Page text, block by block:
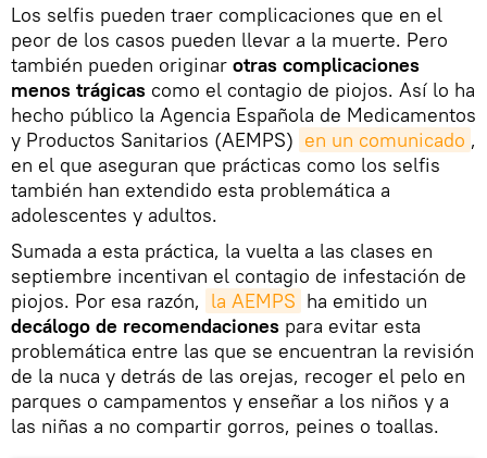
Los selfis pueden traer complicaciones que en el
peor de los casos pueden llevar a la muerte. Pero
también pueden originar otras complicaciones
menos trágicas como el contagio de piojos. Así lo ha
hecho público la Agencia Española de Medicamentos
y Productos Sanitarios (AEMPS) en un comunicado ,
en el que aseguran que prácticas como los selfis
también han extendido esta problemática a
adolescentes y adultos.
Sumada a esta práctica, la vuelta a las clases en
septiembre incentivan el contagio de infestación de
piojos. Por esa razón, la AEMPS ha emitido un
decálogo de recomendaciones para evitar esta
problemática entre las que se encuentran la revisión
de la nuca y detrás de las orejas, recoger el pelo en
parques o campamentos y enseñar a los niños y a
las niñas a no compartir gorros, peines o toallas.